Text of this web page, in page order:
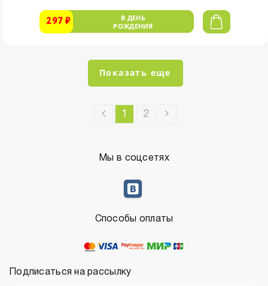
297 ₽
В ДЕНЬ
РОЖДЕНИЯ
Показать еще
1 2
Мы в соцсетях
Подписаться на рассылку
Способы оплаты